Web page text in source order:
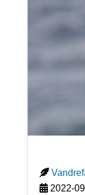
2022-